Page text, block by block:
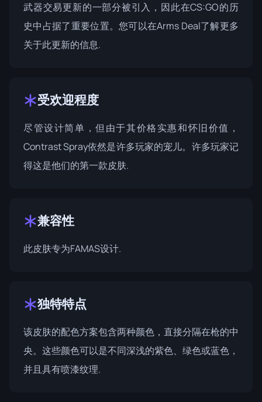
武器交易更新的一部分被引入，因此在CS:GO的历
史中占据了重要位置。您可以在Arms Deal了解更多
关于此更新的信息.
受欢迎程度
尽管设计简单，但由于其价格实惠和怀旧价值，
Contrast Spray依然是许多玩家的宠儿。许多玩家记
得这是他们的第一款皮肤.
兼容性
此皮肤专为FAMAS设计.
独特特点
该皮肤的配色方案包含两种颜色，直接分隔在枪的中
央。这些颜色可以是不同深浅的紫色、绿色或蓝色，
并且具有喷漆纹理.